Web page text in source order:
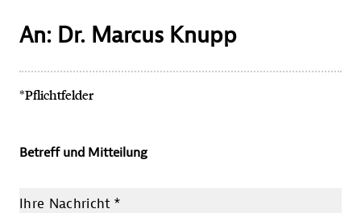
An: Dr. Marcus Knupp
*Pflichtfelder
Betreff und Mitteilung
Ihre Nachricht *